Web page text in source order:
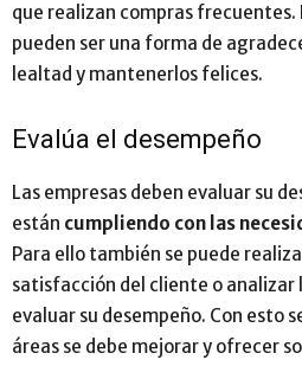
que realizan compras
pueden ser una forma de
lealtad y mantenerlos felices.
Evalúa el desempeño
Las empresas deben evaluar su
están cumpliendo con las
Para ello también se puede
satisfacción del cliente o analizar
evaluar su desempeño. Con esto
áreas se debe mejorar y ofrecer